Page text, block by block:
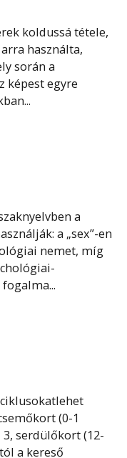
koldussá tétele,
használta,
során a
képest egyre
a
a „sex”-en
nemet, míg
(0-1
3, serdülőkort (12-
a kereső